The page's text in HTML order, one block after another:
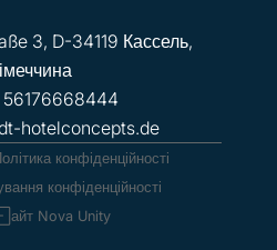
3, D-34119 Кассель,
hotelconcepts.de
конфіденційності
конфіденційності
Nova Unity